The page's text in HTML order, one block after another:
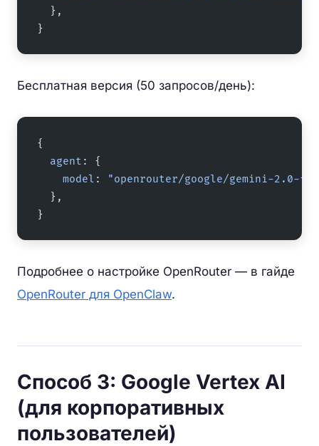
  },
}
Бесплатная версия (50 запросов/день):
{
  agent
: {
    model
:
"openrouter/google/gemini-2.0-
  },
}
Подробнее о настройке OpenRouter — в гайде
OpenRouter для OpenClaw.
Способ 3: Google Vertex AI
(для корпоративных
пользователей)